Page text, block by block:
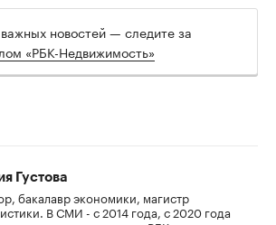
новостей — следите за
«РБК-Недвижимость»
Густова
бакалавр экономики, магистр
В СМИ - с 2014 года, с 2020 года